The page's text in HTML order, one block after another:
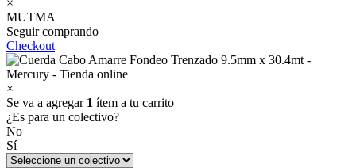
MUTMA
Seguir comprando
Checkout
×
Se va a agregar 1 ítem a tu carrito
¿Es para un colectivo?
No
Sí